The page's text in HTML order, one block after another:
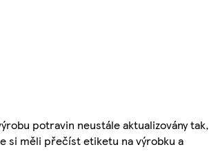
potravin neustále aktualizovány tak,
si měli přečíst etiketu na výrobku a